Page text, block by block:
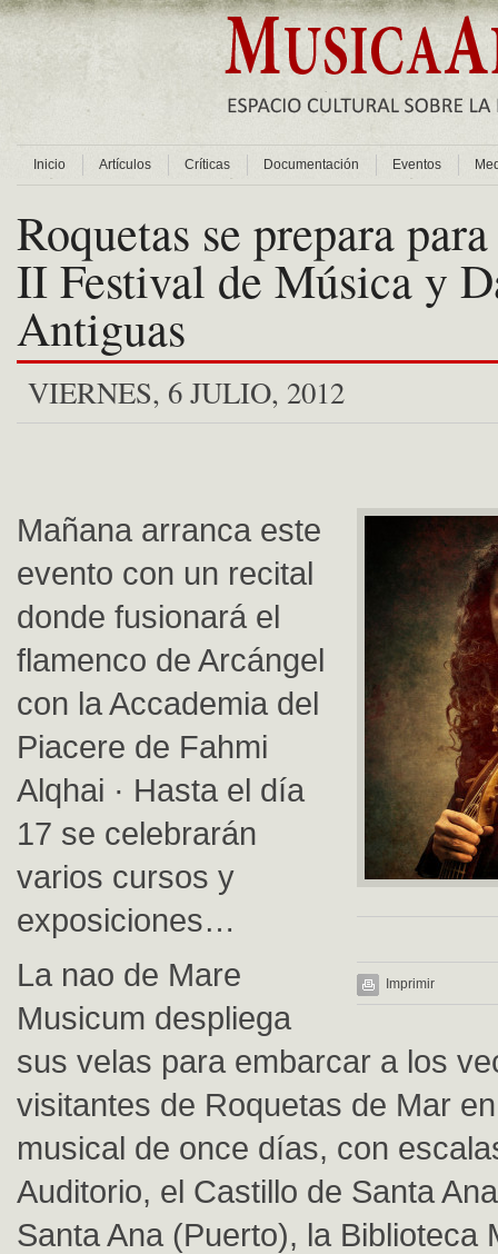
Inicio Artículos Críticas Documentación Eventos
Roquetas se prepara
II Festival de Música y
Antiguas
VIERNES, 6 JULIO, 2012
Imprimir
Mañana arranca este
evento con un recital
donde fusionará el
flamenco de Arcángel
con la Accademia del
Piacere de Fahmi
Alqhai · Hasta el día
17 se celebrarán
varios cursos y
exposiciones…
La nao de Mare
Musicum despliega
sus velas para embarcar a los
visitantes de Roquetas de Mar
musical de once días, con
Auditorio, el Castillo de Santa
Santa Ana (Puerto), la Biblioteca